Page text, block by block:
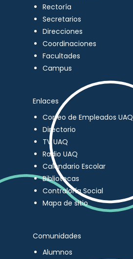
Rectoría
Secretarios
Direcciones
Coordinaciones
Facultades
Campus
Enlaces
Correo de Empleados UAQ
Directorio
TV UAQ
Radio UAQ
Calendario Escolar
Bibliotecas
Contraloría Social
Mapa de sitio
Comunidades
Alumnos